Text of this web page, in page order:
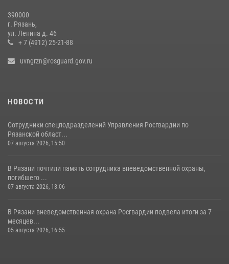
Рязанским росгвардейцам провели лекции о Крещении Руси
28 июля 2026, 09:22
390000
г. Рязань,
ул. Ленина д. 46
+ 7 (4912) 25-21-88
uvngrzn@rosguard.gov.ru
НОВОСТИ
Сотрудники спецподразделений Управления Росгвардии по
Рязанской област...
07 августа 2026, 15:50
В Рязани почтили память сотрудника вневедомственной охраны,
погибшего ...
07 августа 2026, 13:06
В Рязани вневедомственная охрана Росгвардии подвела итоги за 7
месяцев...
05 августа 2026, 16:55